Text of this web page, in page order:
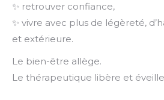
✨ retrouver confiance,
✨ vivre avec plus de légèreté,
et extérieure.
Le bien-être allège.
Le thérapeutique libère et